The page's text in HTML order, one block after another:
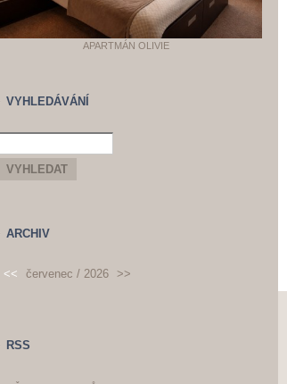
APARTMÁN OLIVIE
VYHLEDÁVÁNÍ
ARCHIV
<< červenec / 2026 >>
RSS